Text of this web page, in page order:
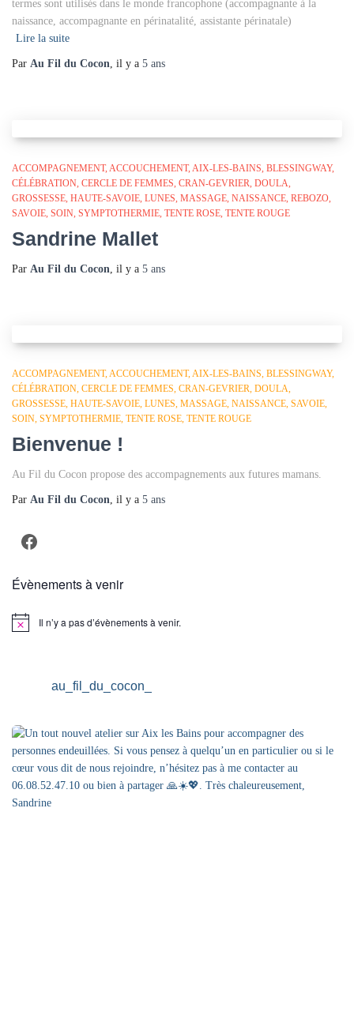
termes sont utilisés dans le monde francophone (accompagnante à la
naissance, accompagnante en périnatalité, assistante périnatale)
Lire la suite
Par Au Fil du Cocon, il y a 5 ans
ACCOMPAGNEMENT ACCOUCHEMENT AIX-LES-BAINS BLESSINGWAY
CÉLÉBRATION CERCLE DE FEMMES CRAN-GEVRIER DOULA
GROSSESSE HAUTE-SAVOIE LUNES MASSAGE NAISSANCE REBOZO
SAVOIE SOIN SYMPTOTHERMIE TENTE ROSE TENTE ROUGE
Sandrine Mallet
Par Au Fil du Cocon, il y a 5 ans
ACCOMPAGNEMENT ACCOUCHEMENT AIX-LES-BAINS BLESSINGWAY
CÉLÉBRATION CERCLE DE FEMMES CRAN-GEVRIER DOULA
GROSSESSE HAUTE-SAVOIE LUNES MASSAGE NAISSANCE SAVOIE
SOIN SYMPTOTHERMIE TENTE ROSE TENTE ROUGE
Bienvenue !
Au Fil du Cocon propose des accompagnements aux futures mamans.
Par Au Fil du Cocon, il y a 5 ans
Facebook
Évènements à venir
Notice Il n’y a pas d’évènements à venir.
au_fil_du_cocon_